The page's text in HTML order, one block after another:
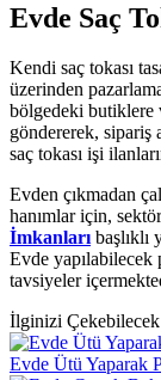
Evde Saç
Kendi saç tokası
üzerinden
bölgedeki butiklere
göndererek, sipariş
saç tokası işi
Evden çıkmadan
hanımlar için,
İmkanlarıbaşlıklı
Evde
tavsiyeler
İlginizi
Evde Ütü Yaparak